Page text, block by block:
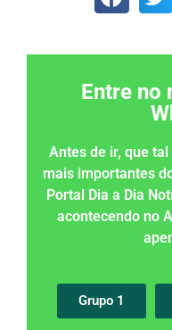
Entre no
Antes de ir, que
mais importantes
Portal Dia a Dia
acontecendo no
Grupo 1